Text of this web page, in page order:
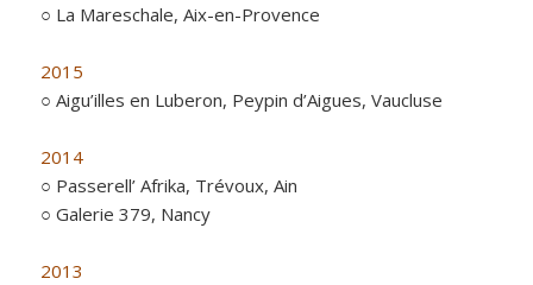
○ La Mareschale, Aix-en-Provence
2015
○ Aigu’illes en Luberon, Peypin d’Aigues, Vaucluse
2014
○ Passerell’ Afrika, Trévoux, Ain
○ Galerie 379, Nancy
2013